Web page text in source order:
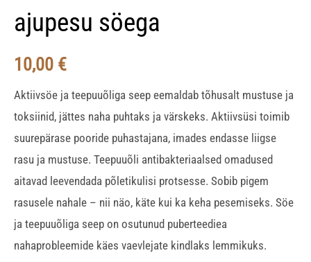
ajupesu söega
10,00 €
Aktiivsöe ja teepuuõliga seep eemaldab tõhusalt mustuse ja
toksiinid, jättes naha puhtaks ja värskeks. Aktiivsüsi toimib
suurepärase pooride puhastajana, imades endasse liigse
rasu ja mustuse. Teepuuõli antibakteriaalsed omadused
aitavad leevendada põletikulisi protsesse. Sobib pigem
rasusele nahale – nii näo, käte kui ka keha pesemiseks. Söe
ja teepuuõliga seep on osutunud puberteediea
nahaprobleemide käes vaevlejate kindlaks lemmikuks.